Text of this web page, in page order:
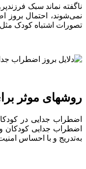
ناگفته نماند سبک
نمی‌شوند، احتمال بروز
تصورات اشتباه کودک مثل
روشهای موثر
اضطراب جدایی در
اضطراب جدایی کودکان
به‌تدریج و با احساس